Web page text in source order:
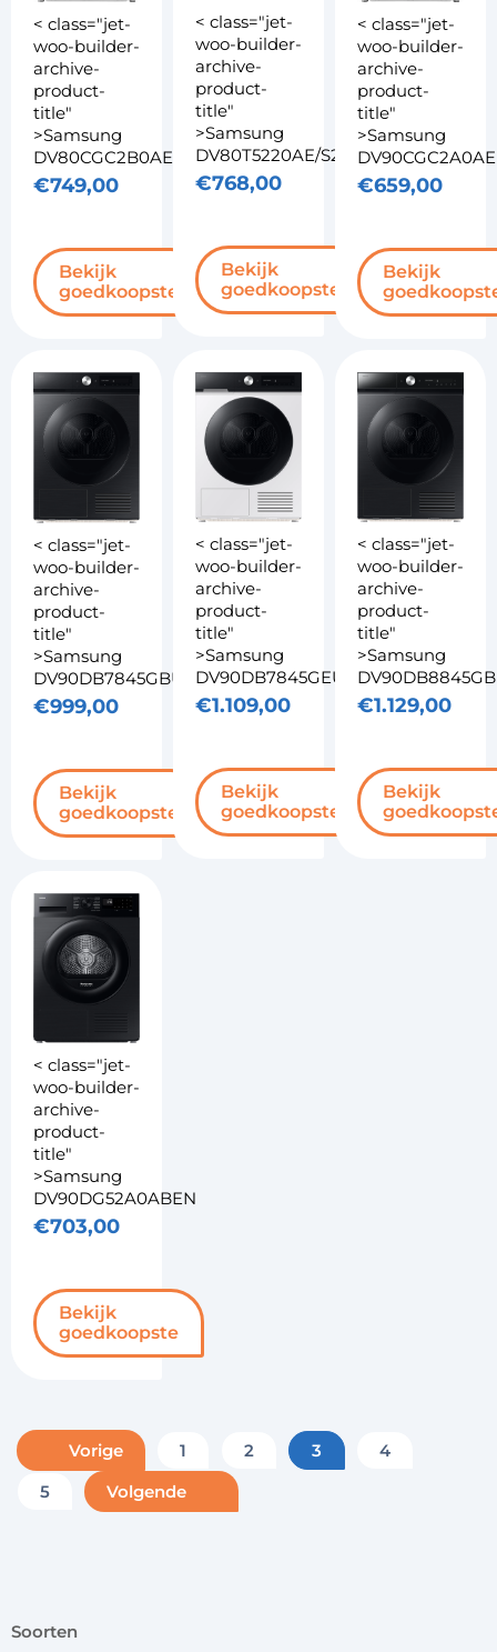
< class="jet-
woo-builder-
archive-
product-
title"
>Samsung
DV80CGC2B0AEEN
€749,00
Bekijk
goedkoopste
< class="jet-
woo-builder-
archive-
product-
title"
>Samsung
DV80T5220AE/S2
€768,00
Bekijk
goedkoopste
< class="jet-
woo-builder-
archive-
product-
title"
>Samsung
€659,00
Bekijk
< class="jet-
woo-builder-
archive-
product-
title"
>Samsung
DV90DB7845GBU3...
€999,00
Bekijk
goedkoopste
< class="jet-
woo-builder-
archive-
product-
title"
>Samsung
DV90DB7845GEU3...
€1.109,00
Bekijk
goedkoopste
< class="jet-
woo-builder-
archive-
product-
title"
>Samsung
€1.129,00
Bekijk
< class="jet-
woo-builder-
archive-
product-
title"
>Samsung
DV90DG52A0ABEN
€703,00
Bekijk
goedkoopste
Vorige 1 2 3
4
5
Volgende
soorten